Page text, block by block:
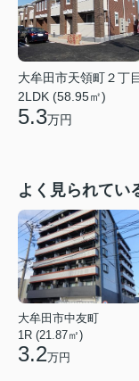
大牟田市天領町２丁目
2LDK (58.95㎡)
5.3万円
よく見られてい
大牟田市中友町
1R (21.87㎡)
3.2万円